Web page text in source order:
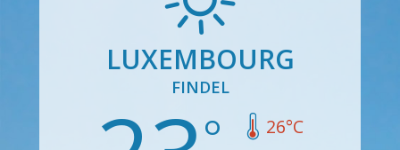
LUXEMBOURG
FINDEL
26°C